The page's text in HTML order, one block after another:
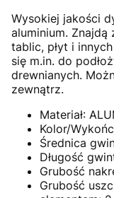
Wysokiej jakości
aluminium.
tablic, płyt i
się m.in. do
drewnianych.
zewnątrz.
Materiał:
Kolor/
Średnica
Długość
Grubość
Grubość